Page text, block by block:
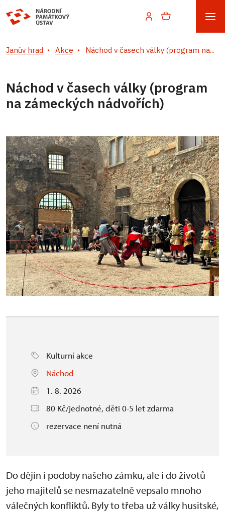
Janův hrad Akce Náchod v časech války (program na...
Náchod v časech války (program
na zámeckých nádvořích)
Kulturní akce
Náchod
1. 8. 2026
80 Kč/jednotné, děti 0-5 let zdarma
rezervace není nutná
Do dějin i podoby našeho zámku, ale i do životů
jeho majitelů se nesmazatelně vepsalo mnoho
válečných konfliktů. Byly to třeba už války husitské,